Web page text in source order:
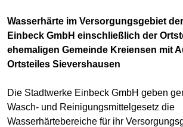
Wasserhärte im Versorgungsgebiet
Einbeck GmbH einschließlich der
ehemaligen Gemeinde Kreiensen mit
Ortsteiles Sievershausen
Die Stadtwerke Einbeck GmbH geben
Wasch- und Reinigungsmittelgesetz die
Wasserhärtebereiche für ihr